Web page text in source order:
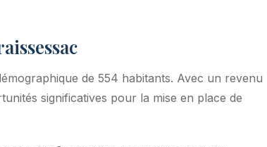
de 554 habitants. Avec un revenu
significatives pour la mise en place de